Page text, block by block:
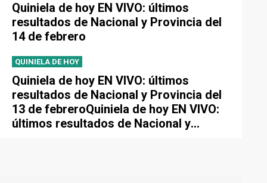
Quiniela de hoy EN VIVO: últimos
resultados de Nacional y Provincia del
14 de febrero
QUINIELA DE HOY
Quiniela de hoy EN VIVO: últimos
resultados de Nacional y Provincia del
13 de febreroQuiniela de hoy EN VIVO:
últimos resultados de Nacional y